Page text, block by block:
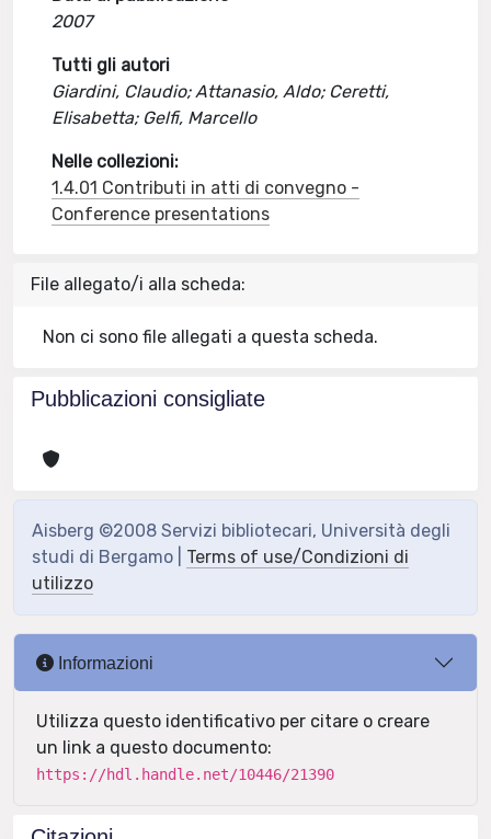
2007
Tutti gli autori
Giardini, Claudio; Attanasio, Aldo; Ceretti,
Elisabetta; Gelfi, Marcello
Nelle collezioni:
1.4.01 Contributi in atti di convegno -
Conference presentations
File allegato/i alla scheda:
Non ci sono file allegati a questa scheda.
Pubblicazioni consigliate
Aisberg ©2008 Servizi bibliotecari, Università degli
studi di Bergamo | Terms of use/Condizioni di
utilizzo
Informazioni
Utilizza questo identificativo per citare o creare
un link a questo documento:
https://hdl.handle.net/10446/21390